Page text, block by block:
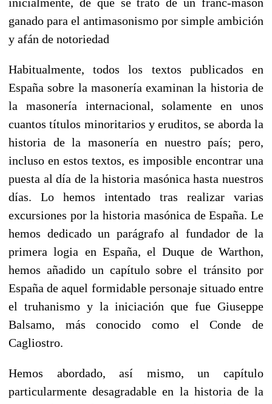
ganado para el antimasonismo por simple ambición
y afán de notoriedad
Habitualmente, todos los textos publicados en
España sobre la masonería examinan la historia de
la masonería internacional, solamente en unos
cuantos títulos minoritarios y eruditos, se aborda la
historia de la masonería en nuestro país; pero,
incluso en estos textos, es imposible encontrar una
puesta al día de la historia masónica hasta nuestros
días. Lo hemos intentado tras realizar varias
excursiones por la historia masónica de España. Le
hemos dedicado un parágrafo al fundador de la
primera logia en España, el Duque de Warthon,
hemos añadido un capítulo sobre el tránsito por
España de aquel formidable personaje situado entre
el truhanismo y la iniciación que fue Giuseppe
Balsamo, más conocido como el Conde de
Cagliostro.
Hemos abordado, así mismo, un capítulo
particularmente desagradable en la historia de la